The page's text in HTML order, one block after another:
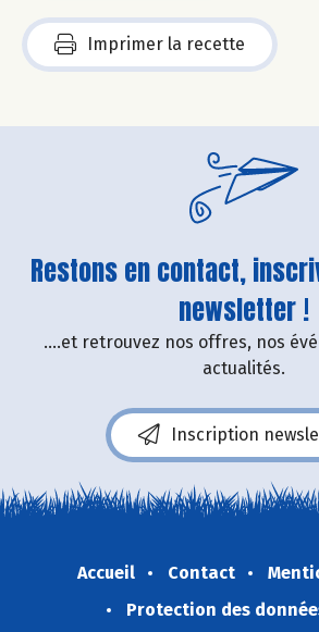
Imprimer la recette
Restons en contact,
newsletter !
....et retrouvez nos offres, nos
actualités.
Inscription
Accueil Contact
Protection des